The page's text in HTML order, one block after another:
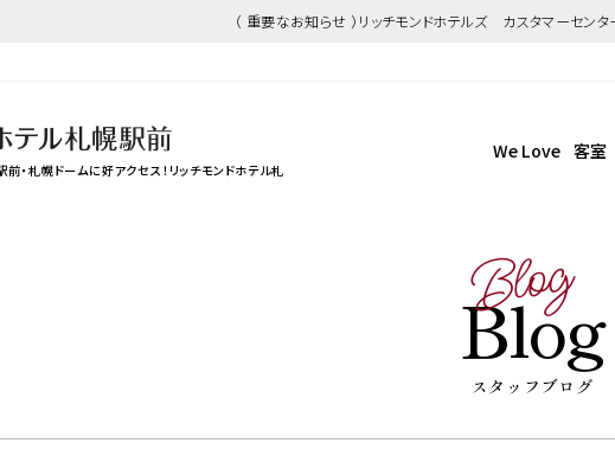
（ 重要なお知らせ ）リッチモンドホテルズ カスタマーセ
・札幌ドームに好アクセス！リッチモンドホテル札
We Love 客室
Blog
Blog
スタッフブログ